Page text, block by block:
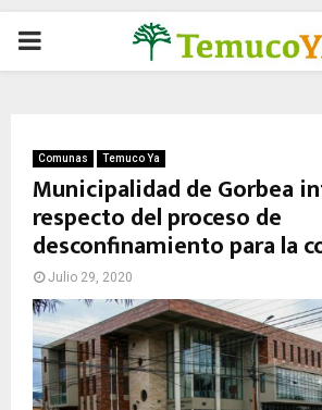
P
M
A
R
Y
Comunas Temuco Ya
Municipalidad de Gorbea
respecto del proceso de
desconfinamiento para la
Julio 29, 2020